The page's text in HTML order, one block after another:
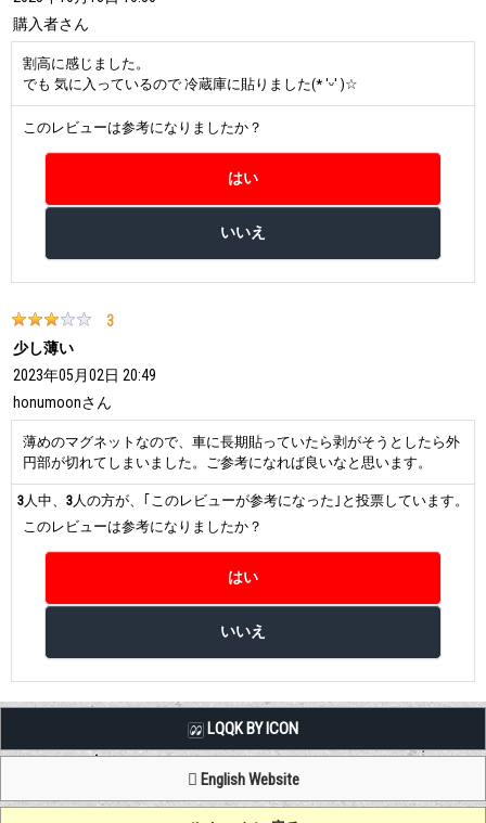
購入者さん
割高に感じました。
でも 気に入っているので 冷蔵庫に貼りました(* 'ᵕ' )☆
このレビューは参考になりましたか？
3
少し薄い
2023年05月02日 20:49
honumoonさん
薄めのマグネットなので、車に長期貼っていたら剥がそうとしたら外
円部が切れてしまいました。ご参考になれば良いなと思います。
3 人中、 3 人の方が、｢このレビューが参考になった｣と投票しています。
このレビューは参考になりましたか？
LQQK BY ICON
English Website